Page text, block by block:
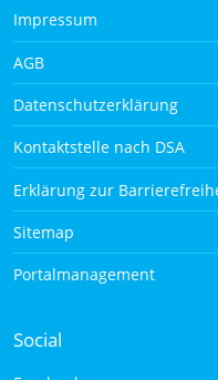
Impressum
AGB
Datenschutzerklärung
Kontaktstelle nach DSA
Erklärung zur
Sitemap
Portalmanagement
Social